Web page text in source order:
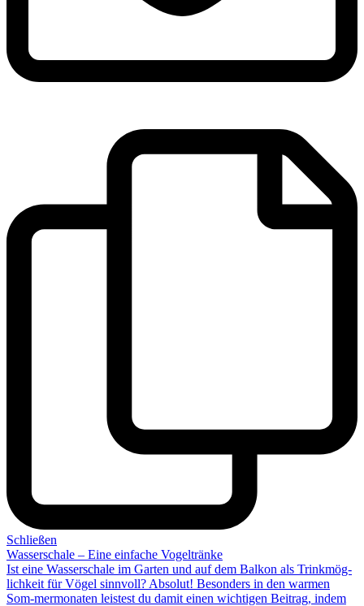
Schließen
Wasserschale – Eine einfache Vogeltränke
Ist eine Wasserschale im Garten und auf dem Balkon als Trinkmög-
lichkeit für Vögel sinnvoll? Absolut! Besonders in den warmen
Som-mermonaten leistest du damit einen wichtigen Beitrag, indem